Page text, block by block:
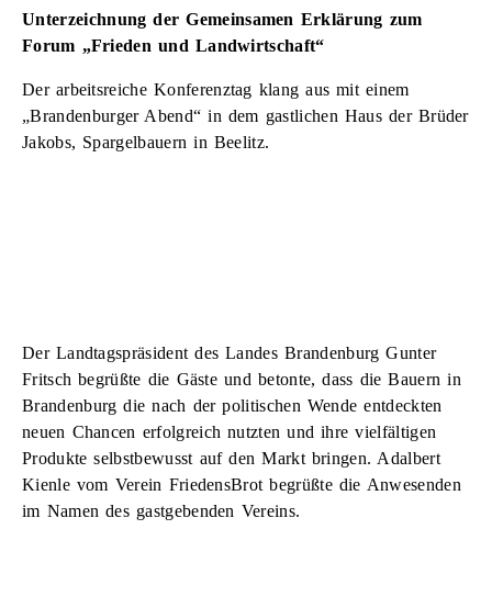
Unterzeichnung der Gemeinsamen Erklärung zum
Forum „Frieden und Landwirtschaft“
Der arbeitsreiche Konferenztag klang aus mit einem
„Brandenburger Abend“ in dem gastlichen Haus der Brüder
Jakobs, Spargelbauern in Beelitz.
Der Landtagspräsident des Landes Brandenburg Gunter
Fritsch begrüßte die Gäste und betonte, dass die Bauern in
Brandenburg die nach der politischen Wende entdeckten
neuen Chancen erfolgreich nutzten und ihre vielfältigen
Produkte selbstbewusst auf den Markt bringen. Adalbert
Kienle vom Verein FriedensBrot begrüßte die Anwesenden
im Namen des gastgebenden Vereins.